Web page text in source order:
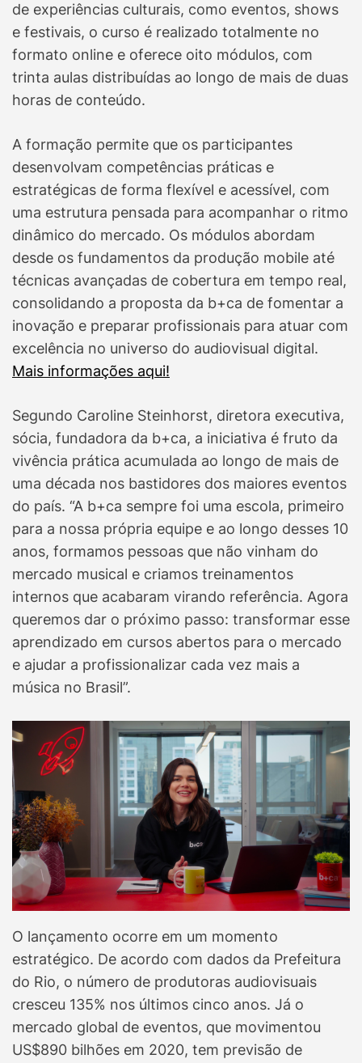
de experiências culturais, como eventos, shows
e festivais, o curso é realizado totalmente no
formato online e oferece oito módulos, com
trinta aulas distribuídas ao longo de mais de duas
horas de conteúdo.
A formação permite que os participantes
desenvolvam competências práticas e
estratégicas de forma flexível e acessível, com
uma estrutura pensada para acompanhar o ritmo
dinâmico do mercado. Os módulos abordam
desde os fundamentos da produção mobile até
técnicas avançadas de cobertura em tempo real,
consolidando a proposta da b+ca de fomentar a
inovação e preparar profissionais para atuar com
excelência no universo do audiovisual digital.
Mais informações aqui!
Segundo Caroline Steinhorst, diretora executiva,
sócia, fundadora da b+ca, a iniciativa é fruto da
vivência prática acumulada ao longo de mais de
uma década nos bastidores dos maiores eventos
do país. “A b+ca sempre foi uma escola, primeiro
para a nossa própria equipe e ao longo desses 10
anos, formamos pessoas que não vinham do
mercado musical e criamos treinamentos
internos que acabaram virando referência. Agora
queremos dar o próximo passo: transformar esse
aprendizado em cursos abertos para o mercado
e ajudar a profissionalizar cada vez mais a
música no Brasil”.
O lançamento ocorre em um momento
estratégico. De acordo com dados da Prefeitura
do Rio, o número de produtoras audiovisuais
cresceu 135% nos últimos cinco anos. Já o
mercado global de eventos, que movimentou
US$890 bilhões em 2020, tem previsão de